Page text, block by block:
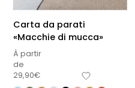
Carta da parati
«Macchie di mucca»
À partir
de
29,90€